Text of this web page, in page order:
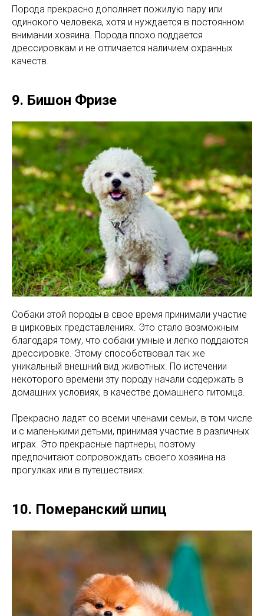
Порода прекрасно дополняет пожилую пару или
одинокого человека, хотя и нуждается в постоянном
внимании хозяина. Порода плохо поддается
дрессировкам и не отличается наличием охранных
качеств.
9. Бишон Фризе
Собаки этой породы в свое время принимали участие
в цирковых представлениях. Это стало возможным
благодаря тому, что собаки умные и легко поддаются
дрессировке. Этому способствовал так же
уникальный внешний вид животных. По истечении
некоторого времени эту породу начали содержать в
домашних условиях, в качестве домашнего питомца.
Прекрасно ладят со всеми членами семьи, в том числе
и с маленькими детьми, принимая участие в различных
играх. Это прекрасные партнеры, поэтому
предпочитают сопровождать своего хозяина на
прогулках или в путешествиях.
10. Померанский шпиц